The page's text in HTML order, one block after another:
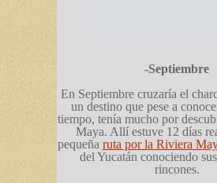
-Septiembre
En Septiembre cruzaría el
un destino que pese a
tiempo, tenía mucho por
Maya. Allí estuve 12 días
pequeña ruta por la Riviera
del Yucatán conociendo
rincones.